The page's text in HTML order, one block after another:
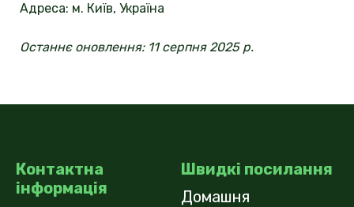
Адреса: м. Київ, Україна
Останнє оновлення: 11 серпня 2025 р.
Контактна
інформація
Швидкі посилання
Домашня